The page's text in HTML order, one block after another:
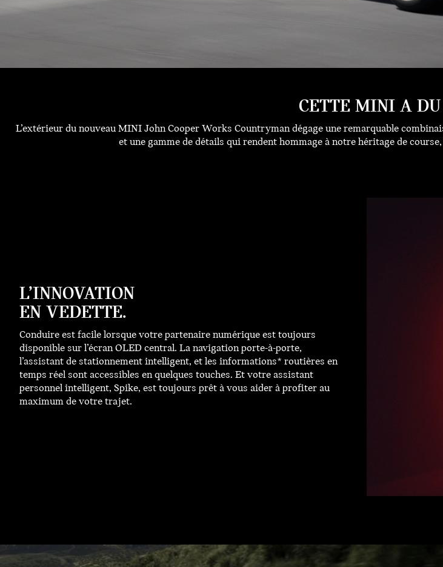
CETTE MINI A DU
L’extérieur du nouveau MINI John Cooper Works Countryman dégage une remarquable
et une gamme de détails qui rendent hommage à notre héritage de
L’INNOVATION
EN VEDETTE.
Conduire est facile lorsque votre partenaire numérique est toujours
disponible sur l’écran OLED central. La navigation porte-à-porte,
l’assistant de stationnement intelligent, et les informations* routières en
temps réel sont accessibles en quelques touches. Et votre assistant
personnel intelligent, Spike, est toujours prêt à vous aider à profiter au
maximum de votre trajet.